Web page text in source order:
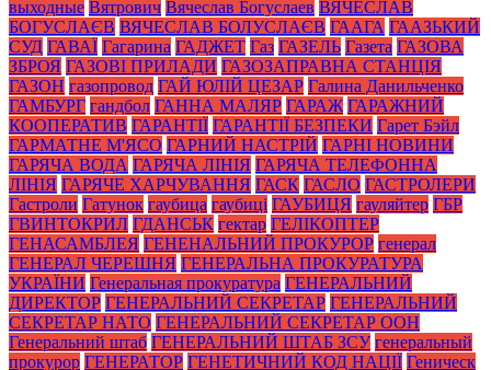
выходные Вятрович Вячеслав Богуслаев ВЯЧЕСЛАВ
БОГУСЛАЄВ ВЯЧЕСЛАВ БОЛУСЛАЄВ ГААГА ГААЗЬКИЙ
СУД ГАВАЇ Гагарина ГАДЖЕТ Газ ГАЗЕЛЬ Газета ГАЗОВА
ЗБРОЯ ГАЗОВІ ПРИЛАДИ ГАЗОЗАПРАВНА СТАНЦІЯ
ГАЗОН газопровод ГАЙ ЮЛІЙ ЦЕЗАР Галина Данильченко
ГАМБУРГ гандбол ГАННА МАЛЯР ГАРАЖ ГАРАЖНИЙ
КООПЕРАТИВ ГАРАНТІЇ ГАРАНТІЇ БЕЗПЕКИ Гарет Бэйл
ГАРМАТНЕ М'ЯСО ГАРНИЙ НАСТРІЙ ГАРНІ НОВИНИ
ГАРЯЧА ВОДА ГАРЯЧА ЛІНІЯ ГАРЯЧА ТЕЛЕФОННА
ЛІНІЯ ГАРЯЧЕ ХАРЧУВАННЯ ГАСК ГАСЛО ГАСТРОЛЕРИ
Гастроли Гатунок гаубица гаубиці ГАУБИЦЯ гауляйтер ГБР
ГВИНТОКРИЛ ГДАНСЬК гектар ГЕЛІКОПТЕР
ГЕНАСАМБЛЕЯ ГЕНЕНАЛЬНИЙ ПРОКУРОР генерал
ГЕНЕРАЛ ЧЕРЕШНЯ ГЕНЕРАЛЬНА ПРОКУРАТУРА
УКРАЇНИ Генеральная прокуратура ГЕНЕРАЛЬНИЙ
ДИРЕКТОР ГЕНЕРАЛЬНИЙ СЕКРЕТАР ГЕНЕРАЛЬНИЙ
СЕКРЕТАР НАТО ГЕНЕРАЛЬНИЙ СЕКРЕТАР ООН
Генеральний штаб ГЕНЕРАЛЬНИЙ ШТАБ ЗСУ генеральный
прокурор ГЕНЕРАТОР ГЕНЕТИЧНИЙ КОД НАЦІЇ Геническ